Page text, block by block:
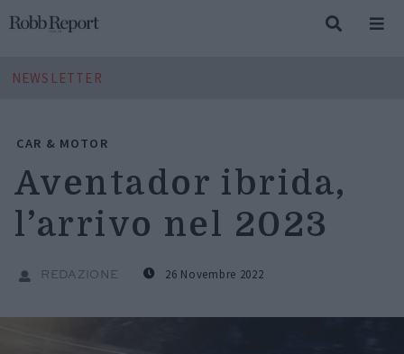
NEWSLETTER
CAR & MOTOR
Aventador ibrida,
l’arrivo nel 2023
REDAZIONE 26 Novembre 2022